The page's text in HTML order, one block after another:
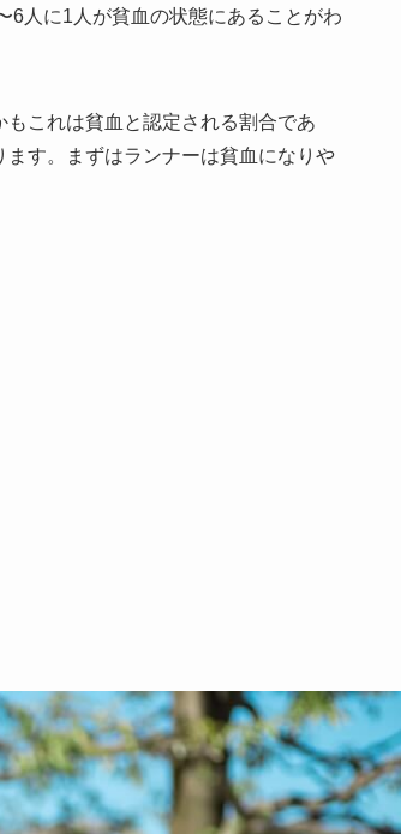
6人に1人が貧血の状態にあることがわ
これは貧血と認定される割合であ
す。まずはランナーは貧血になりや